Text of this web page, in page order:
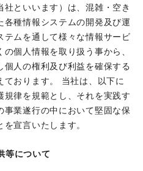
社といいます）は、混雑・空き
種情報システムの開発及び運
ムを通して様々な情報サービ
個人情報を取り扱う事から、
人の権利及び利益を確保する
ております。 当社は、以下に
律を規範とし、それを実践す
事業遂行の中において堅固な保
宣言いたします。
等について